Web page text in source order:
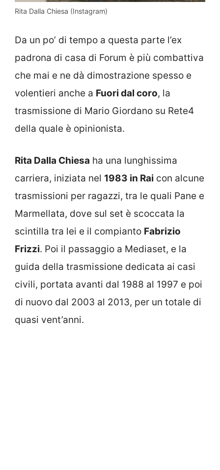
Rita Dalla Chiesa (Instagram)
Da un po’ di tempo a questa parte l’ex
padrona di casa di Forum è più combattiva
che mai e ne dà dimostrazione spesso e
volentieri anche a Fuori dal coro, la
trasmissione di Mario Giordano su Rete4
della quale è opinionista.
Rita Dalla Chiesa ha una lunghissima
carriera, iniziata nel 1983 in Rai con alcune
trasmissioni per ragazzi, tra le quali Pane e
Marmellata, dove sul set è scoccata la
scintilla tra lei e il compianto Fabrizio
Frizzi. Poi il passaggio a Mediaset, e la
guida della trasmissione dedicata ai casi
civili, portata avanti dal 1988 al 1997 e poi
di nuovo dal 2003 al 2013, per un totale di
quasi vent’anni.